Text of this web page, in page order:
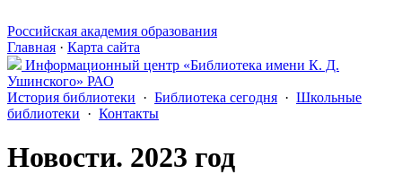
Российская академия образования
Главная · Карта сайта
Информационный центр «Библиотека имени К. Д.
Ушинского» РАО
История библиотеки · Библиотека сегодня · Школьные
библиотеки · Контакты
Новости. 2023 год